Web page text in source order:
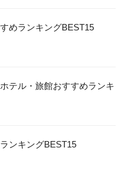
めランキングBEST15
テル・旅館おすすめランキ
ンキングBEST15